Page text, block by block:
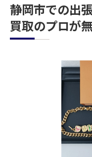
出張買取を
安全で便利
な出張買取サー
ブランド品
貴金属の査
出張買取サ
無料査定の
静岡市での
静岡市での出
買取のプロが